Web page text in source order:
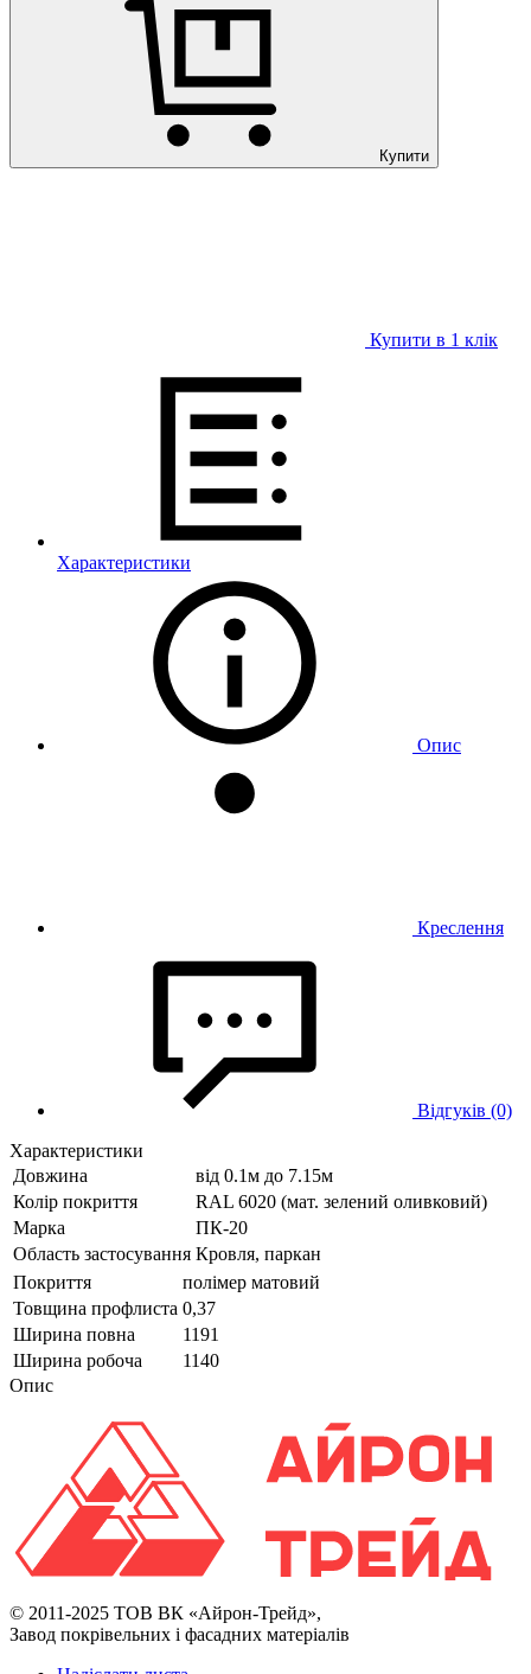
Купити
Купити в 1 клiк
Характеристики
Опис
Креслення
Відгуків (0)
Характеристики
Довжина
від 0.1м до 7.15м
Колір покриття
RAL 6020 (мат. зелений оливковий)
Марка
ПК-20
Область застосування Кровля, паркан
Покриття
полімер матовий
Товщина профлиста 0,37
Ширина повна
1191
Ширина робоча
1140
Опис
© 2011-2025 ТОВ ВК «Айрон-Трейд»,
Завод покрівельних і фасадних матеріалів